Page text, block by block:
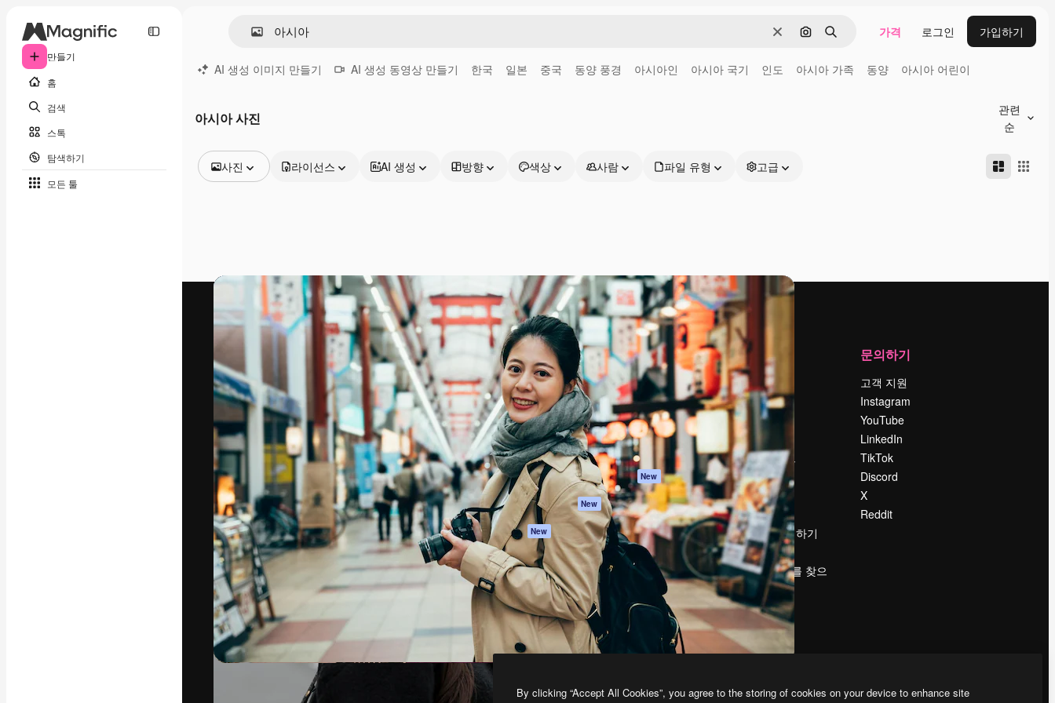
만들기
홈
검색
스톡
탐색하기
모든 툴
지우기이미지로 검색
검색 가격 로그인 가입하기
AI 생성 이미지 만들기 AI 생성 동영상 만들기 한국 일본 중국 동양 풍경 아시아인 아시아 국기 인도 아시아 가족 동양 아시아 어린이
아시아 사진
관련
순
사진
동영상
모션 그래픽
동영상 템플릿
아이콘
3D 모델
글꼴
라이선스 AI 생성 방향 색상 사람 파일 유형 고급
최고의 결과물을 이끌어내는 크리에이티브
플랫폼. 크리에이터, 엔터프라이즈, 에이전시,
스튜디오를 아우르는 100만 명 이상의 구독
자.
한국어
프로덕트
Spaces
AI 어시스턴트
AI 이미지 생성기
AI 동영상 생성기
AI 텍스트 음성 변환
스톡 콘텐츠
Claude/ChatGPT
용 MCP
New
Agents New
API
모바일 앱
모든 Magnific 툴
시작하기
Academy
문서
지원
이용 약관
개인정보 보호 정책
원본 New
쿠키 정책
Trust Center
제휴 파트너
비지니스
회사
가격
회사 소개
Reviews
채용 정보
검색 트렌드
블로그
이벤트
Slidesgo
콘텐츠 판매하기
프레스룸
magnific.ai를 찾으
시나요?
문의하기
고객 지원
Instagram
YouTube
LinkedIn
TikTok
Discord
X
Reddit
Copyright © 2010- Freepik Company S.L.U. 모든 권리는 보호 받습니다.
By clicking “Accept All Cookies”, you agree to the storing of cookies on your device to enhance site